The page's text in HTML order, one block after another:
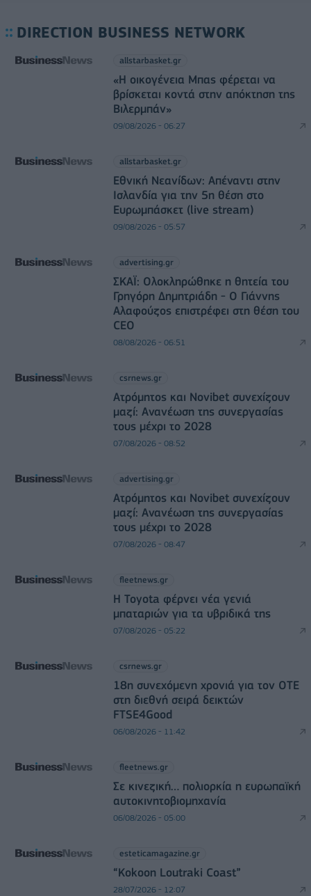
DIRECTION BUSINESS NETWORK
allstarbasket.gr
«Η οικογένεια Μπας φέρεται να
βρίσκεται κοντά στην απόκτηση της
Βιλερμπάν»
09/08/2026 - 06:27
allstarbasket.gr
Εθνική Νεανίδων: Απέναντι στην
Ισλανδία για την 5η θέση στο
Ευρωμπάσκετ (live stream)
09/08/2026 - 05:57
advertising.gr
ΣΚΑΪ: Ολοκληρώθηκε η θητεία του
Γρηγόρη Δημητριάδη - Ο Γιάννης
Αλαφούζος επιστρέφει στη θέση του
CEO
08/08/2026 - 06:51
csrnews.gr
Ατρόμητος και Novibet συνεχίζουν
μαζί: Ανανέωση της συνεργασίας
τους μέχρι το 2028
07/08/2026 - 08:52
advertising.gr
Ατρόμητος και Novibet συνεχίζουν
μαζί: Ανανέωση της συνεργασίας
τους μέχρι το 2028
07/08/2026 - 08:47
fleetnews.gr
Η Toyota φέρνει νέα γενιά
μπαταριών για τα υβριδικά της
07/08/2026 - 05:22
csrnews.gr
18η συνεχόμενη χρονιά για τον ΟΤΕ
στη διεθνή σειρά δεικτών
FTSE4Good
06/08/2026 - 11:42
fleetnews.gr
Σε κινεζική… πολιορκία η ευρωπαϊκή
αυτοκινητοβιομηχανία
06/08/2026 - 05:00
esteticamagazine.gr
“Kokoon Loutraki Coast”
28/07/2026 - 12:07